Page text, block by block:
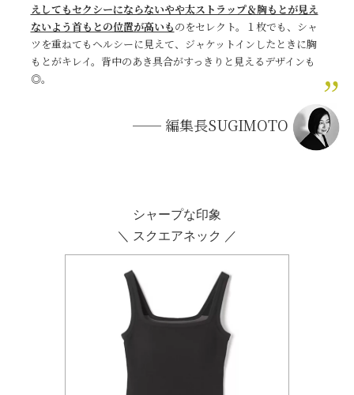
えしてもセクシーにならないやや太ストラップ＆胸もとが見え
ないよう首もとの位置が高いものをセレクト。１枚でも、シャ
ツを重ねてもヘルシーに見えて、ジャケットインしたときに胸
もとがキレイ。背中のあき具合がすっきりと見えるデザインも
◎。
── 編集長SUGIMOTO
シャープな印象
＼ スクエアネック ／